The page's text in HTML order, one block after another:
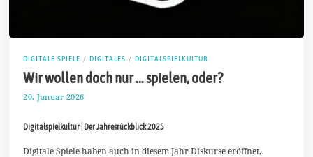
DIGITALE SPIELE / DIGITALES / DIGITALSPIELKULTUR
Wir wollen doch nur … spielen, oder?
20. Januar 2026
e
r
Digitalspielkultur | Der Jahresrückblick 2025
Digitale Spiele haben auch in diesem Jahr Diskurse eröffnet,